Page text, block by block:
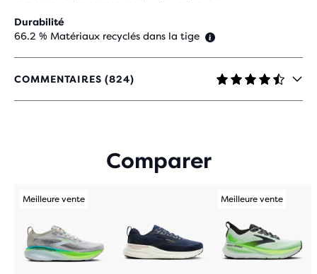
Durabilité
66.2 % Matériaux recyclés dans la tige
COMMENTAIRES (824)
4,6
SUR
Comparer
Meilleure vente Meilleure vente